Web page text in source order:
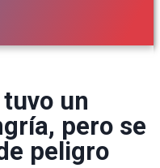
un
pero se
peligro